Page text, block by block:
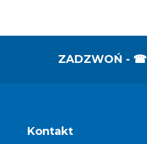
ZADZWOŃ - ☎
Kontakt